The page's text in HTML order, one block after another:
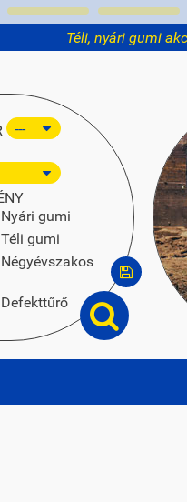
Téli, nyári gumi
Nyári gumi
Téli gumi
Négyévszakos
Defekttűrő